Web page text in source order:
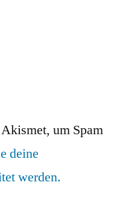
um Spam
deine
werden.